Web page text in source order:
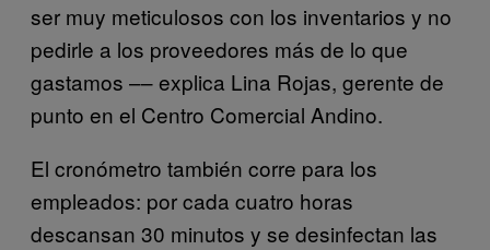
ser muy meticulosos con los inventarios y no
pedirle a los proveedores más de lo que
gastamos –– explica Lina Rojas, gerente de
punto en el Centro Comercial Andino.
El cronómetro también corre para los
empleados: por cada cuatro horas
descansan 30 minutos y se desinfectan las